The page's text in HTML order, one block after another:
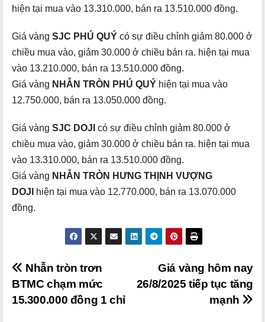
hiện tại mua vào 13.310.000, bán ra 13.510.000 đồng.
Giá vàng SJC PHÚ QUÝ có sự điều chỉnh giảm 80.000 ở
chiều mua vào, giảm 30.000 ở chiều bán ra. hiện tại mua
vào 13.210.000, bán ra 13.510.000 đồng.
Giá vàng NHẪN TRÒN PHÚ QUÝ hiện tại mua vào
12.750.000, bán ra 13.050.000 đồng.
Giá vàng SJC DOJI có sự điều chỉnh giảm 80.000 ở
chiều mua vào, giảm 30.000 ở chiều bán ra. hiện tại mua
vào 13.310.000, bán ra 13.510.000 đồng.
Giá vàng NHẪN TRÒN HƯNG THỊNH VƯỢNG
DOJI
hiện tại mua vào 12.770.000, bán ra 13.070.000
đồng.
Điều
hướng
bài
Giá vàng hôm nay
26/8/2025 tiếp tục tăng
mạnh
Nhẫn tròn trơn
BTMC chạm mức
15.300.000 đồng 1 chỉ